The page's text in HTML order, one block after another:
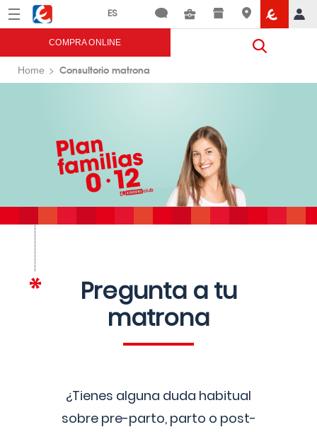
Menú Eroski
COMPRA ONLINE
Home Consultorio matrona
Pregunta a tu
matrona
¿Tienes alguna duda habitual
sobre pre-parto, parto o post-